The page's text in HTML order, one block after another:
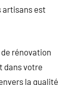
artisans est
rénovation
dans votre
la qualité